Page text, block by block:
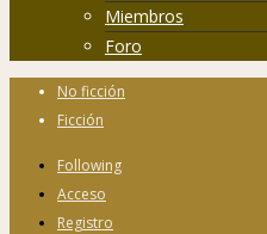
Miembros
Foro
No ficción
Ficción
Following
Acceso
Registro